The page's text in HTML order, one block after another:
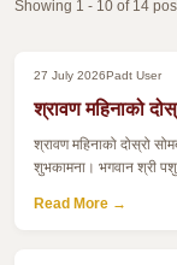
Showing 1 - 10 of 14
27 July 2026Padt User
श्रावण महिनाको
श्रावण महिनाको दोस्रो
शुभकामना। भगवान श्री
Read More →